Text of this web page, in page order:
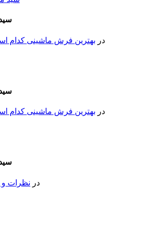
در بهترین فرش ماشینی کدام
در بهترین فرش ماشینی کدام
در نظرات و